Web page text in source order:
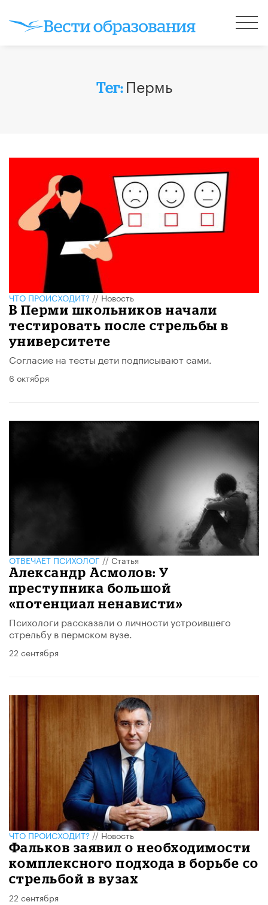
Тег: Пермь
ЧТО ПРОИСХОДИТ?//Новость
В Перми школьников начали
тестировать после стрельбы в
университете
Согласие на тесты дети подписывают сами.
6 октября
ОТВЕЧАЕТ ПСИХОЛОГ//Статья
Александр Асмолов: У
преступника большой
«потенциал ненависти»
Психологи рассказали о личности устроившего
стрельбу в пермском вузе.
22 сентября
ЧТО ПРОИСХОДИТ?//Новость
Фальков заявил о необходимости
комплексного подхода в борьбе со
стрельбой в вузах
22 сентября